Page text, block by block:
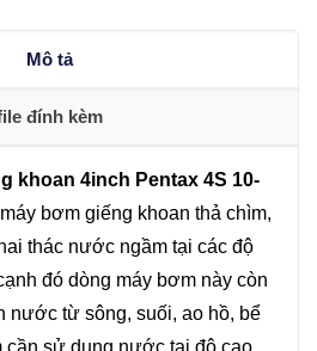
Mô tả
đính kèm
khoan 4inch Pentax 4S 10-
bơm giếng khoan thả chìm,
thác nước ngầm tại các độ
đó dòng máy bơm này còn
nước từ sông, suối, ao hồ, bể